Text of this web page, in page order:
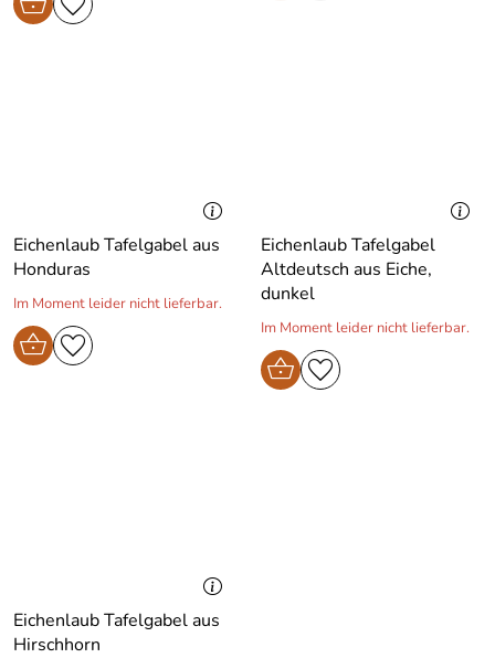
Eichenlaub Tafelgabel aus
Honduras
Im Moment leider nicht lieferbar.
Eichenlaub Tafelgabel
Altdeutsch aus Eiche,
dunkel
Im Moment leider nicht lieferbar.
Eichenlaub Tafelgabel aus
Hirschhorn